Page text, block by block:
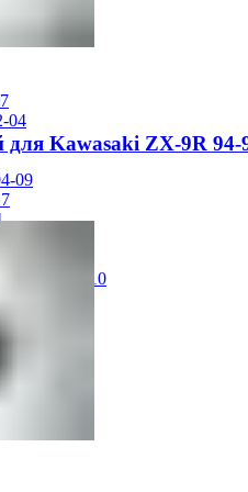
04
09
Venture 01-10
для Kawasaki ZX-9R 94-